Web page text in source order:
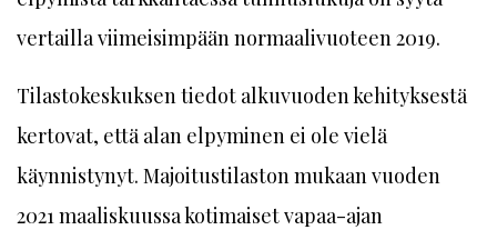
vertailla viimeisimpään normaalivuoteen 2019.
Tilastokeskuksen tiedot alkuvuoden kehityksestä
kertovat, että alan elpyminen ei ole vielä
käynnistynyt. Majoitustilaston mukaan vuoden
2021 maaliskuussa kotimaiset vapaa-ajan